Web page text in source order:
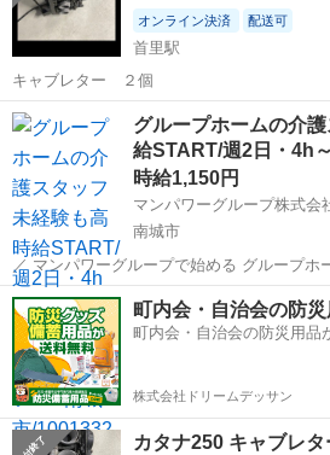
オンライン決済 配送可
首里駅
キャブレター ２個
沖縄 首里駅 キ
グループホームの介
給START/週2日・4h
時給1,150円
マンパワーグループ株式会
南城市
／ マンパワーグループで始める グループホームの介護職！ ＼ ⏺️高時
給で稼げる！ ⏺️ライフスタイルに合わせて働ける！ ⏺️資格取得支援な
沖縄 南城市 医療
町内会・自治会の防
町内会・自治会の防災用品
株式会社ドリームデッサン
カタナ250 キャブレタ